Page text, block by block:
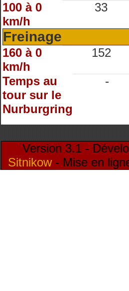
100 à 0
km/h
33
Freinage
160 à 0
km/h
152
Temps au
tour sur le
Nurburgring
-
Version 3.1 -
Sitnikow- Mise en